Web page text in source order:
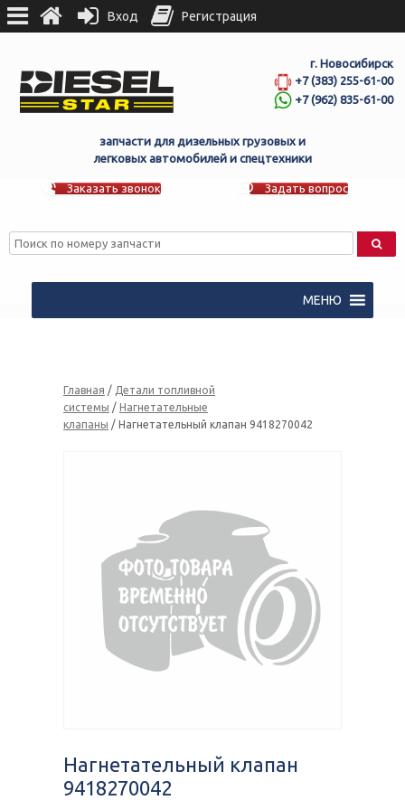
г. Новосибирск
+7 (383) 255-61-00
+7 (962) 835-61-00
запчасти для дизельных грузовых и
легковых автомобилей и спецтехники
Заказать звонок Задать вопрос
МЕНЮ
Главная / Детали топливной
системы / Нагнетательные
клапаны / Нагнетательный клапан 9418270042
Нагнетательный клапан
9418270042
Вход Регистрация